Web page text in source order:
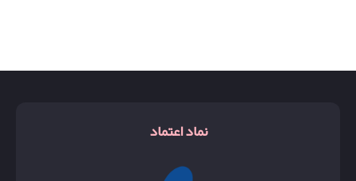
نماد اعتماد